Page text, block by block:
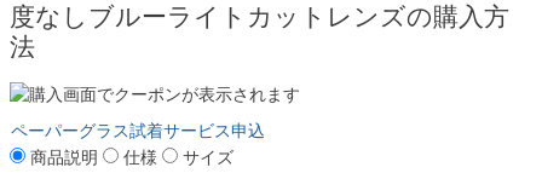
度なしブルーライトカットレンズの購入方
法
ペーパーグラス試着サービス申込
商品説明
仕様 サイズ